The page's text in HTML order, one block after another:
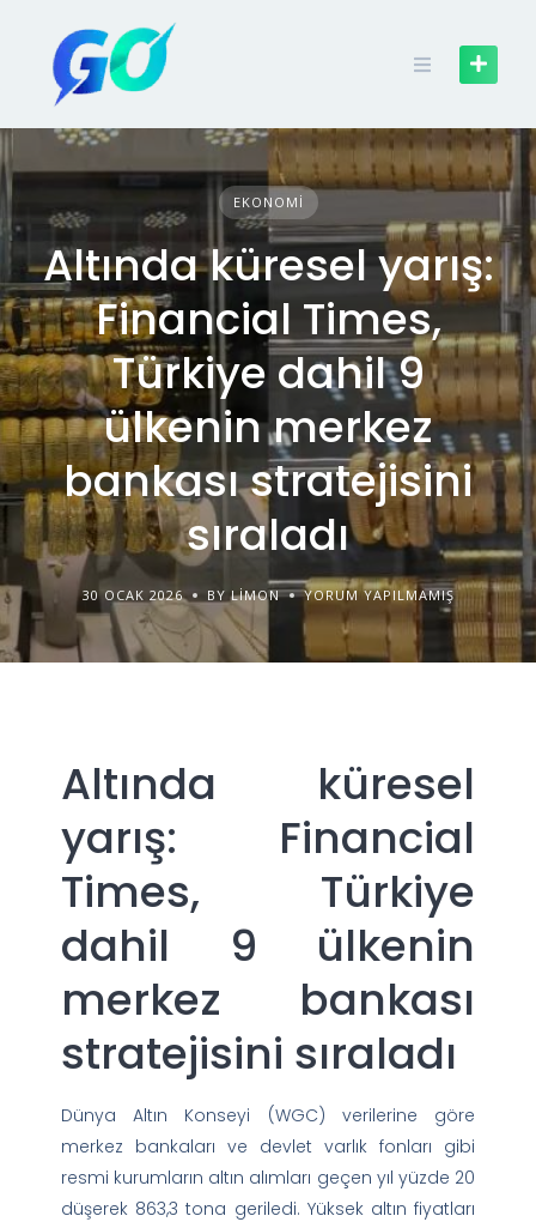
EKONOMI
Altında küresel yarış:
Financial Times,
Türkiye dahil 9
ülkenin merkez
bankası stratejisini
sıraladı
30 OCAK 2026 BY LIMON YORUM YAPILMAMIŞ
Altında küresel
yarış: Financial
Times, Türkiye
dahil 9 ülkenin
merkez bankası
stratejisini sıraladı
Dünya Altın Konseyi (WGC) verilerine göre
merkez bankaları ve devlet varlık fonları gibi
resmi kurumların altın alımları geçen yıl yüzde 20
düşerek 863,3 tona geriledi. Yüksek altın fiyatları